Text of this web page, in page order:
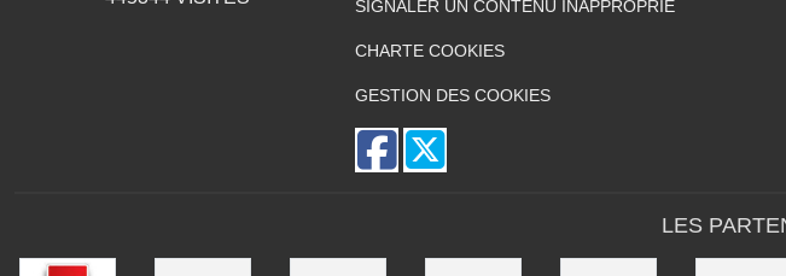
SIGNALER UN CONTENU INAPPROPRIÉ
CHARTE COOKIES
GESTION DES COOKIES
LES